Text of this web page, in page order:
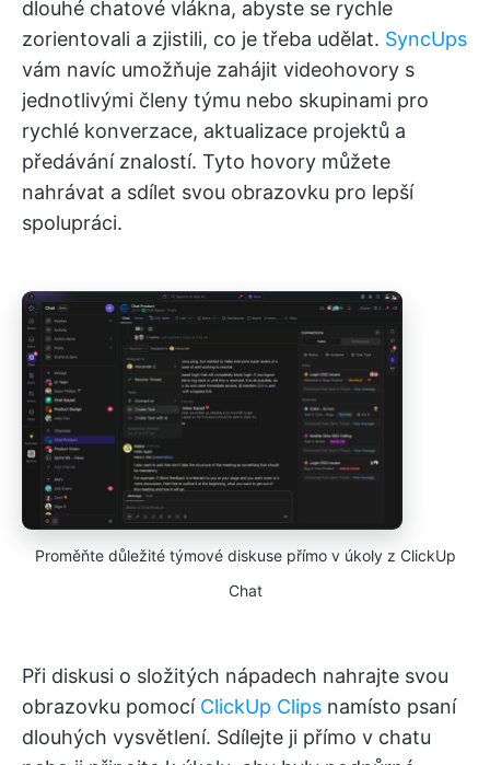
dlouhé chatové vlákna, abyste se rychle
zorientovali a zjistili, co je třeba udělat. SyncUps
vám navíc umožňuje zahájit videohovory s
jednotlivými členy týmu nebo skupinami pro
rychlé konverzace, aktualizace projektů a
předávání znalostí. Tyto hovory můžete
nahrávat a sdílet svou obrazovku pro lepší
spolupráci.
Proměňte důležité týmové diskuse přímo v úkoly z ClickUp
Chat
Při diskusi o složitých nápadech nahrajte svou
obrazovku pomocí ClickUp Clips namísto psaní
dlouhých vysvětlení. Sdílejte ji přímo v chatu